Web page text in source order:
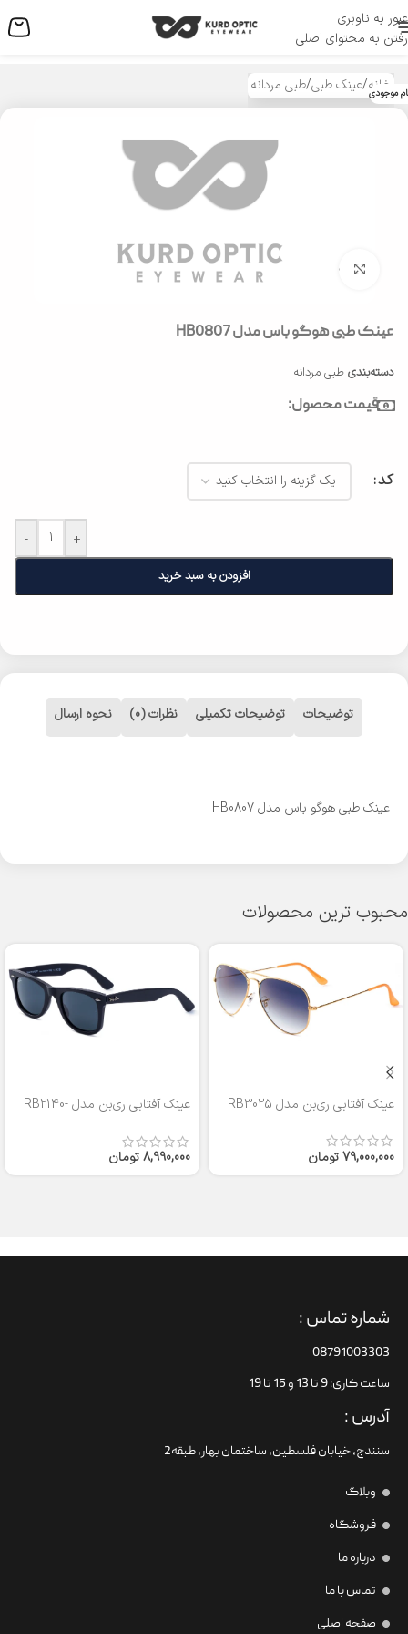
عبور به ناوبری
رفتن به محتوای اصلی
منو
خانه/عینک طبی/طبی مردانه موجودی
بزرگنمایی تصویر
عینک طبی هوگو باس مدل HB0807
دسته‌بندی طبی مردانه
قیمت محصول:
کد
- +
افزودن به سبد خرید
توضیحات توضیحات تکمیلی نظرات (0) نحوه ارسال
عینک طبی هوگو باس مدل HB0807
محبوب ترین محصولات
عینک آفتابی ری‌بن مدل RB3025
79,000,000تومان
عینک آفتابی ری‌بن مدل RB2140-
8,990,000تومان
شماره تماس :
08791003303
ساعت کاری: 9 تا 13 و 15 تا 19
آدرس :
سنندج، خیابان فلسطین،‌ ساختمان بهار، طبقه2
وبلاگ
فروشگاه
درباره ما
تماس با ما
صفحه اصلی